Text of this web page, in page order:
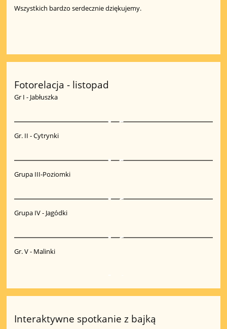
Wszystkich bardzo serdecznie dziękujemy.
Fotorelacja - listopad
Gr I - Jabłuszka
5
Gr. II - Cytrynki
5
Grupa III-Poziomki
6
Grupa IV - Jagódki
6
Gr. V - Malinki
Interaktywne spotkanie z bajką